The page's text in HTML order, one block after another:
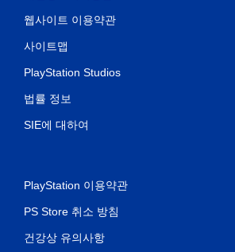
웹사이트 이용약관
사이트맵
PlayStation Studios
법률 정보
SIE에 대하여
PlayStation 이용약관
PS Store 취소 방침
건강상 유의사항